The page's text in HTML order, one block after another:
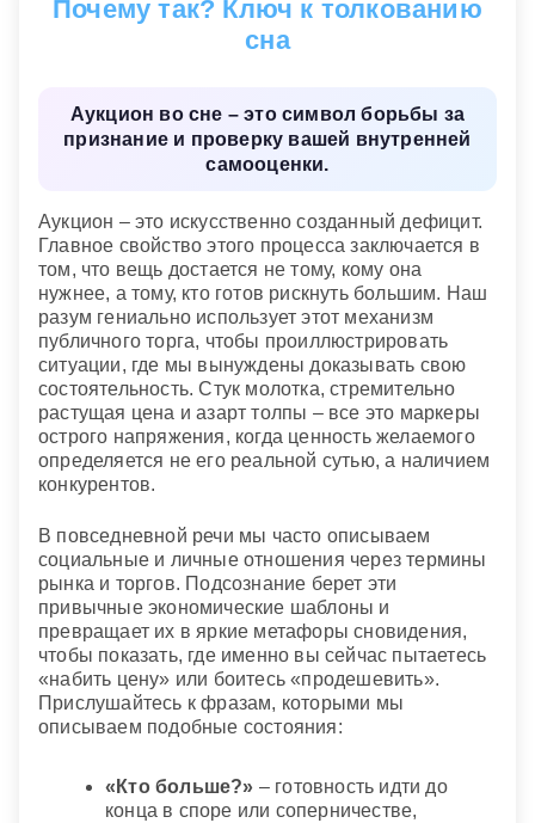
приобретении уникальной, ценной или, наоборот,
обесценившейся вещи? Или аукционы оставляют
отражает ваше отношение к жизни в данный
момент. Вы считаете, что превосходите других и
получаете от жизни все возможное, или,
перехитрить вас? Вы считаете, что все в жизни
имеет цену и все получает самый искусный
участник торгов? Или вы все же в глубине души
верите в то, что есть еще резервный приз,
который уж точно достанется вам?
Аукцион — знак того, что люди обладают
ненужными вещами, или знак того, что люди
вынуждены продавать вещи, чтобы удержаться
на плаву?
Почему так? Ключ к толкованию
сна
Аукцион во сне – это символ борьбы за
признание и проверку вашей внутренней
самооценки.
Аукцион – это искусственно созданный дефицит.
Главное свойство этого процесса заключается в
том, что вещь достается не тому, кому она
нужнее, а тому, кто готов рискнуть большим. Наш
разум гениально использует этот механизм
публичного торга, чтобы проиллюстрировать
ситуации, где мы вынуждены доказывать свою
состоятельность. Стук молотка, стремительно
растущая цена и азарт толпы – все это маркеры
острого напряжения, когда ценность желаемого
определяется не его реальной сутью, а наличием
конкурентов.
В повседневной речи мы часто описываем
социальные и личные отношения через термины
рынка и торгов. Подсознание берет эти
привычные экономические шаблоны и
превращает их в яркие метафоры сновидения,
чтобы показать, где именно вы сейчас пытаетесь
«набить цену» или боитесь «продешевить».
Прислушайтесь к фразам, которыми мы
описываем подобные состояния:
«Кто больше?» – готовность идти до
конца в споре или соперничестве,